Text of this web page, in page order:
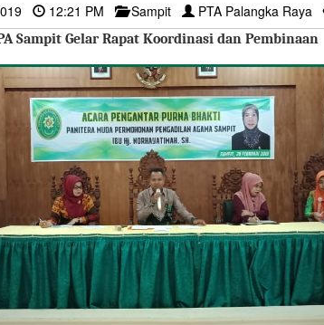
12:21 PM Sampit PTA Palangka Raya
Sampit Gelar Rapat Koordinasi dan Pembinaan